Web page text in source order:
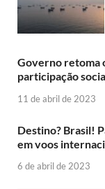
Governo retoma
participação
11 de abril de 2023
Destino? Brasil!
em voos
6 de abril de 2023